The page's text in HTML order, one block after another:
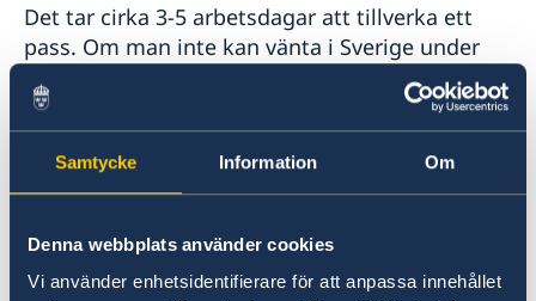
Samtycke Information Om
Denna webbplats använder cookies
Vi använder enhetsidentifierare för att anpassa innehållet
Det tar cirka 3-5 arbetsdagar att tillverka ett
pass. Om man inte kan vänta i Sverige under
tiden kan man vid ansökningstillfället be att
passet skickas till ambassaden i Reykjavik. När
ditt nya pass är klart och har anlänt till
ambassaden får du besked via e-post eller sms
(beroende på vad du uppgav vid
Passet ska hämtas ut av dig personligen,